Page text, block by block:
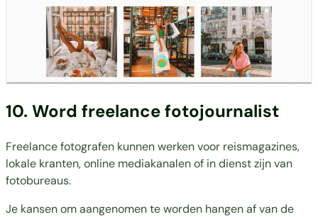
10. Word freelance fotojournalist
Freelance fotografen kunnen werken voor reismagazines,
lokale kranten, online mediakanalen of in dienst zijn van
fotobureaus.
Je kansen om aangenomen te worden hangen af van de